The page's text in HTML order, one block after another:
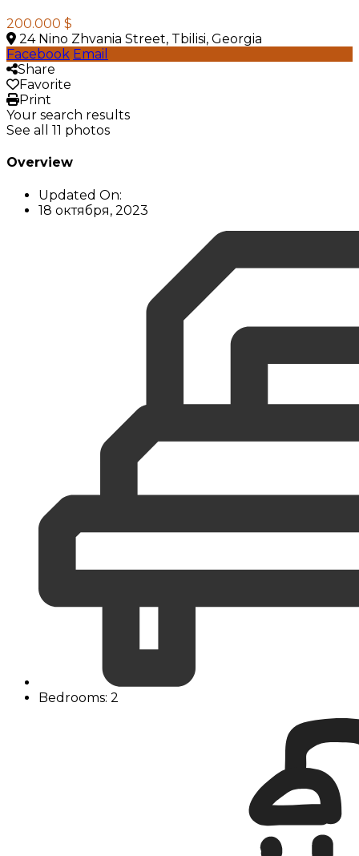
200.000 $
24 Nino Zhvania Street, Tbilisi, Georgia
Facebook Email
Share
Favorite
Print
Your search results
See all 11 photos
Overview
Updated On:
18 октября, 2023
Bedrooms: 2